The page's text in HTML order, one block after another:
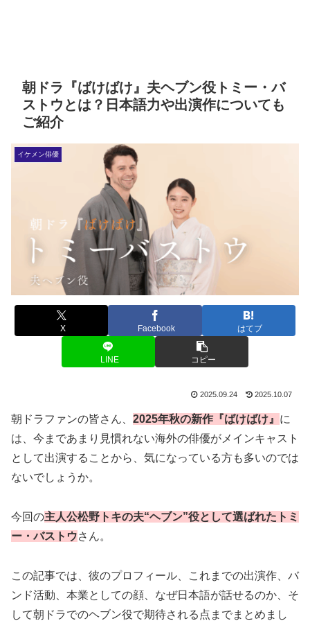
朝ドラ『ばけばけ』夫ヘブン役トミー・バ
ストウとは？日本語力や出演作についても
ご紹介
イケメン俳優
X Facebook はてブ
LINE コピー
2025.09.24 2025.10.07
朝ドラファンの皆さん、 2025年秋の新作『ばけばけ』 に
は、今まであまり見慣れない海外の俳優がメインキャスト
として出演することから、気になっている方も多いのでは
ないでしょうか。
今回の主人公松野トキの夫“ヘブン”役として選ばれたトミ
ー・バストウさん。
この記事では、彼のプロフィール、これまでの出演作、バ
ンド活動、本業としての顔、なぜ日本語が話せるのか、そ
して朝ドラでのヘブン役で期待される点までまとめまし